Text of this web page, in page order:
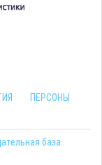
ПЕРСОНЫ
база